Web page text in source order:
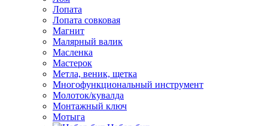
Лопата
Лопата совковая
Магнит
Малярный валик
Масленка
Мастерок
Метла, веник, щетка
Многофункциональный инструмент
Молоток/кувалда
Монтажный ключ
Мотыга